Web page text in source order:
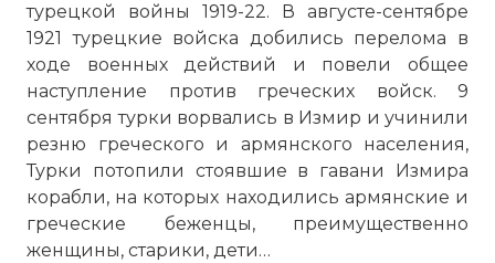
турецкой войны 1919-22. В августе-сентябре
1921 турецкие войска добились перелома в
ходе военных действий и повели общее
наступление против греческих войск. 9
сентября турки ворвались в Измир и учинили
резню греческого и армянского населения,
Турки потопили стоявшие в гавани Измира
корабли, на которых находились армянские и
греческие беженцы, преимущественно
женщины, старики, дети…